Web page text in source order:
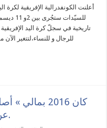
أعلنت الكونفدرالية الإفريقية لكرة
تاريخية في سجلّ كرة اليد
للرجال و للنساء،لتتغير
عن برنامج المنتخب الوطني.